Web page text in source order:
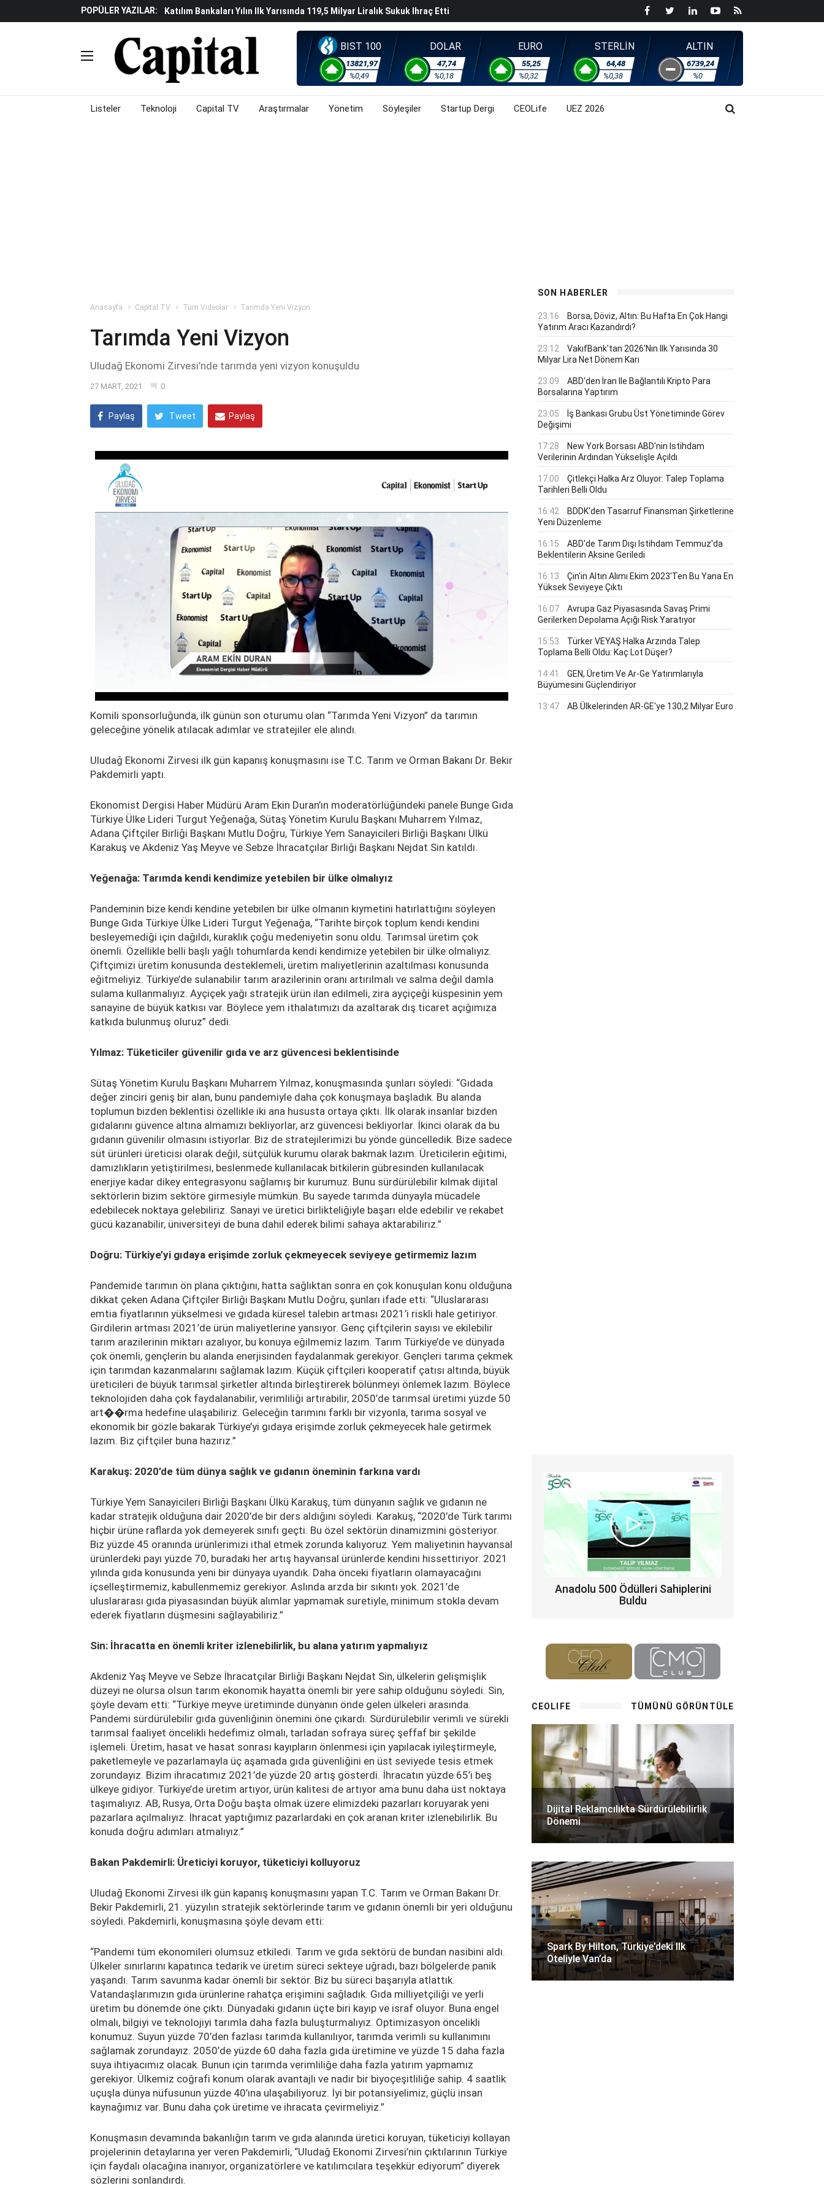
POPÜLER YAZILAR:
Katılım Bankaları Yılın Ilk Yarısında 119,5 Milyar Liralık Sukuk Ihraç Etti
Küresel Piyasalarda Gelecek Hafta Gözler ABD'de Açıklanacak Tarım Dışı Istihdam
Verisine Çevrildi
Altınay Savunma Grubu C-Level Üst Yönetim Yapılanmasına Geçti
Çalışma Alanları Konser Sahnesine Dönüşüyor
BIST 100
13821,97
%0,49
DOLAR
47,74
%0,18
EURO
55,25
%0,32
STERLİN
64,48
%0,38
ALTIN
6739,24
%0
Listeler Teknoloji Capital TV Araştırmalar Yönetim Söyleşiler Startup Dergi CEOLife UEZ 2026
Anasayfa Capital TV Tüm Videolar Tarımda Yeni Vizyon
Tarımda Yeni Vizyon
Uludağ Ekonomi Zirvesi’nde tarımda yeni vizyon konuşuldu
27 MART, 2021 0
Paylaş Tweet Paylaş
Komili sponsorluğunda, ilk günün son oturumu olan “Tarımda Yeni Vizyon” da tarımın
geleceğine yönelik atılacak adımlar ve stratejiler ele alındı.
Uludağ Ekonomi Zirvesi ilk gün kapanış konuşmasını ise T.C. Tarım ve Orman Bakanı Dr. Bekir
Pakdemirli yaptı.
Ekonomist Dergisi Haber Müdürü Aram Ekin Duran’ın moderatörlüğündeki panele Bunge Gıda
Türkiye Ülke Lideri Turgut Yeğenağa, Sütaş Yönetim Kurulu Başkanı Muharrem Yılmaz,
Adana Çiftçiler Birliği Başkanı Mutlu Doğru, Türkiye Yem Sanayicileri Birliği Başkanı Ülkü
Karakuş ve Akdeniz Yaş Meyve ve Sebze İhracatçılar Birliği Başkanı Nejdat Sin katıldı.
Yeğenağa: Tarımda kendi kendimize yetebilen bir ülke olmalıyız
Pandeminin bize kendi kendine yetebilen bir ülke olmanın kıymetini hatırlattığını söyleyen
Bunge Gıda Türkiye Ülke Lideri Turgut Yeğenağa, “Tarihte birçok toplum kendi kendini
besleyemediği için dağıldı, kuraklık çoğu medeniyetin sonu oldu. Tarımsal üretim çok
önemli. Özellikle belli başlı yağlı tohumlarda kendi kendimize yetebilen bir ülke olmalıyız.
Çiftçimizi üretim konusunda desteklemeli, üretim maliyetlerinin azaltılması konusunda
eğitmeliyiz. Türkiye’de sulanabilir tarım arazilerinin oranı artırılmalı ve salma değil damla
sulama kullanmalıyız. Ayçiçek yağı stratejik ürün ilan edilmeli, zira ayçiçeği küspesinin yem
sanayine de büyük katkısı var. Böylece yem ithalatımızı da azaltarak dış ticaret açığımıza
katkıda bulunmuş oluruz” dedi.
Yılmaz: Tüketiciler güvenilir gıda ve arz güvencesi beklentisinde
Sütaş Yönetim Kurulu Başkanı Muharrem Yılmaz, konuşmasında şunları söyledi: “Gıdada
değer zinciri geniş bir alan, bunu pandemiyle daha çok konuşmaya başladık. Bu alanda
toplumun bizden beklentisi özellikle iki ana hususta ortaya çıktı. İlk olarak insanlar bizden
gıdalarını güvence altına almamızı bekliyorlar, arz güvencesi bekliyorlar. İkinci olarak da bu
gıdanın güvenilir olmasını istiyorlar. Biz de stratejilerimizi bu yönde güncelledik. Bize sadece
süt ürünleri üreticisi olarak değil, sütçülük kurumu olarak bakmak lazım. Üreticilerin eğitimi,
damızlıkların yetiştirilmesi, beslenmede kullanılacak bitkilerin gübresinden kullanılacak
enerjiye kadar dikey entegrasyonu sağlamış bir kurumuz. Bunu sürdürülebilir kılmak dijital
sektörlerin bizim sektöre girmesiyle mümkün. Bu sayede tarımda dünyayla mücadele
edebilecek noktaya gelebiliriz. Sanayi ve üretici birlikteliğiyle başarı elde edebilir ve rekabet
gücü kazanabilir, üniversiteyi de buna dahil ederek bilimi sahaya aktarabiliriz.”
Doğru: Türkiye’yi gıdaya erişimde zorluk çekmeyecek seviyeye getirmemiz lazım
Pandemide tarımın ön plana çıktığını, hatta sağlıktan sonra en çok konuşulan konu olduğuna
dikkat çeken Adana Çiftçiler Birliği Başkanı Mutlu Doğru, şunları ifade etti: “Uluslararası
emtia fiyatlarının yükselmesi ve gıdada küresel talebin artması 2021’i riskli hale getiriyor.
Girdilerin artması 2021’de ürün maliyetlerine yansıyor. Genç çiftçilerin sayısı ve ekilebilir
tarım arazilerinin miktarı azalıyor, bu konuya eğilmemiz lazım. Tarım Türkiye’de ve dünyada
çok önemli, gençlerin bu alanda enerjisinden faydalanmak gerekiyor. Gençleri tarıma çekmek
için tarımdan kazanmalarını sağlamak lazım. Küçük çiftçileri kooperatif çatısı altında, büyük
üreticileri de büyük tarımsal şirketler altında birleştirerek bölünmeyi önlemek lazım. Böylece
teknolojiden daha çok faydalanabilir, verimliliği artırabilir, 2050’de tarımsal üretimi yüzde 50
art��rma hedefine ulaşabiliriz. Geleceğin tarımını farklı bir vizyonla, tarıma sosyal ve
ekonomik bir gözle bakarak Türkiye’yi gıdaya erişimde zorluk çekmeyecek hale getirmek
lazım. Biz çiftçiler buna hazırız.”
Karakuş: 2020’de tüm dünya sağlık ve gıdanın öneminin farkına vardı
Türkiye Yem Sanayicileri Birliği Başkanı Ülkü Karakuş, tüm dünyanın sağlık ve gıdanın ne
kadar stratejik olduğuna dair 2020’de bir ders aldığını söyledi. Karakuş, “2020’de Türk tarımı
hiçbir ürüne raflarda yok demeyerek sınıfı geçti. Bu özel sektörün dinamizmini gösteriyor.
Biz yüzde 45 oranında ürünlerimizi ithal etmek zorunda kalıyoruz. Yem maliyetinin hayvansal
ürünlerdeki payı yüzde 70, buradaki her artış hayvansal ürünlerde kendini hissettiriyor. 2021
yılında gıda konusunda yeni bir dünyaya uyandık. Daha önceki fiyatların olamayacağını
içselleştirmemiz, kabullenmemiz gerekiyor. Aslında arzda bir sıkıntı yok. 2021’de
uluslararası gıda piyasasından büyük alımlar yapmamak suretiyle, minimum stokla devam
ederek fiyatların düşmesini sağlayabiliriz.”
Sin: İhracatta en önemli kriter izlenebilirlik, bu alana yatırım yapmalıyız
Akdeniz Yaş Meyve ve Sebze İhracatçılar Birliği Başkanı Nejdat Sin, ülkelerin gelişmişlik
düzeyi ne olursa olsun tarım ekonomik hayatta önemli bir yere sahip olduğunu söyledi. Sin,
şöyle devam etti: “Türkiye meyve üretiminde dünyanın önde gelen ülkeleri arasında.
Pandemi sürdürülebilir gıda güvenliğinin önemini öne çıkardı. Sürdürülebilir verimli ve sürekli
tarımsal faaliyet öncelikli hedefimiz olmalı, tarladan sofraya süreç şeffaf bir şekilde
işlemeli. Üretim, hasat ve hasat sonrası kayıpların önlenmesi için yapılacak iyileştirmeyle,
paketlemeyle ve pazarlamayla üç aşamada gıda güvenliğini en üst seviyede tesis etmek
zorundayız. Bizim ihracatımız 2021’de yüzde 20 artış gösterdi. İhracatın yüzde 65’i beş
ülkeye gidiyor. Türkiye’de üretim artıyor, ürün kalitesi de artıyor ama bunu daha üst noktaya
taşımalıyız. AB, Rusya, Orta Doğu başta olmak üzere elimizdeki pazarları koruyarak yeni
pazarlara açılmalıyız. İhracat yaptığımız pazarlardaki en çok aranan kriter izlenebilirlik. Bu
konuda doğru adımları atmalıyız.”
Bakan Pakdemirli: Üreticiyi koruyor, tüketiciyi kolluyoruz
Uludağ Ekonomi Zirvesi ilk gün kapanış konuşmasını yapan T.C. Tarım ve Orman Bakanı Dr.
Bekir Pakdemirli, 21. yüzyılın stratejik sektörlerinde tarım ve gıdanın önemli bir yeri olduğunu
söyledi. Pakdemirli, konuşmasına şöyle devam etti:
“Pandemi tüm ekonomileri olumsuz etkiledi. Tarım ve gıda sektörü de bundan nasibini aldı.
Ülkeler sınırlarını kapatınca tedarik ve üretim süreci sekteye uğradı, bazı bölgelerde panik
yaşandı. Tarım savunma kadar önemli bir sektör. Biz bu süreci başarıyla atlattık.
Vatandaşlarımızın gıda ürünlerine rahatça erişimini sağladık. Gıda milliyetçiliği ve yerli
üretim bu dönemde öne çıktı. Dünyadaki gıdanın üçte biri kayıp ve israf oluyor. Buna engel
olmalı, bilgiyi ve teknolojiyi tarımla daha fazla buluşturmalıyız. Optimizasyon öncelikli
konumuz. Suyun yüzde 70’den fazlası tarımda kullanılıyor, tarımda verimli su kullanımını
sağlamak zorundayız. 2050’de yüzde 60 daha fazla gıda üretimine ve yüzde 15 daha fazla
suya ihtiyacımız olacak. Bunun için tarımda verimliliğe daha fazla yatırım yapmamız
gerekiyor. Ülkemiz coğrafi konum olarak avantajlı ve nadir bir biyoçeşitliliğe sahip. 4 saatlik
uçuşla dünya nüfusunun yüzde 40’ına ulaşabiliyoruz. İyi bir potansiyelimiz, güçlü insan
kaynağımız var. Bunu daha çok üretime ve ihracata çevirmeliyiz.”
Konuşmasın devamında bakanlığın tarım ve gıda alanında üretici koruyan, tüketiciyi kollayan
projelerinin detaylarına yer veren Pakdemirli, “Uludağ Ekonomi Zirvesi’nin çıktılarının Türkiye
için faydalı olacağına inanıyor, organizatörlere ve katılımcılara teşekkür ediyorum” diyerek
sözlerini sonlandırdı.
SON HABERLER
23:16
Borsa, Döviz, Altın: Bu Hafta En Çok Hangi
Yatırım Aracı Kazandırdı?
23:12
VakıfBank'tan 2026'nın Ilk Yarısında 30
Milyar Lira Net Dönem Karı
23:09
ABD'den İran Ile Bağlantılı Kripto Para
Borsalarına Yaptırım
23:05
İş Bankası Grubu Üst Yönetiminde Görev
Değişimi
17:28
New York Borsası ABD'nin Istihdam
Verilerinin Ardından Yükselişle Açıldı
17:00
Çitlekçi Halka Arz Oluyor: Talep Toplama
Tarihleri Belli Oldu
16:42
BDDK'den Tasarruf Finansman Şirketlerine
Yeni Düzenleme
16:15
ABD'de Tarım Dışı Istihdam Temmuz'da
Beklentilerin Aksine Geriledi
16:13
Çin'in Altın Alımı Ekim 2023'ten Bu Yana En
Yüksek Seviyeye Çıktı
16:07
Avrupa Gaz Piyasasında Savaş Primi
Gerilerken Depolama Açığı Risk Yaratıyor
15:53
Türker VEYAŞ Halka Arzında Talep
Toplama Belli Oldu: Kaç Lot Düşer?
14:41
GEN, Üretim Ve Ar-Ge Yatırımlarıyla
Büyümesini Güçlendiriyor
13:47 AB Ülkelerinden AR-GE'ye 130,2 Milyar Euro
Anadolu 500 Ödülleri Sahiplerini
Buldu
CEOLIFE TÜMÜNÜ GÖRÜNTÜLE
Dijital Reklamcılıkta Sürdürülebilirlik
Dönemi
Spark By Hilton, Türkiye’deki Ilk
Oteliyle Van’da